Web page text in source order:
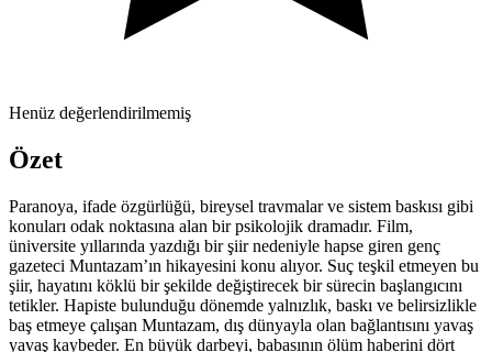
Henüz değerlendirilmemiş
Özet
Paranoya, ifade özgürlüğü, bireysel travmalar ve sistem baskısı gibi
konuları odak noktasına alan bir psikolojik dramadır. Film,
üniversite yıllarında yazdığı bir şiir nedeniyle hapse giren genç
gazeteci Muntazam’ın hikayesini konu alıyor. Suç teşkil etmeyen bu
şiir, hayatını köklü bir şekilde değiştirecek bir sürecin başlangıcını
tetikler. Hapiste bulunduğu dönemde yalnızlık, baskı ve belirsizlikle
baş etmeye çalışan Muntazam, dış dünyayla olan bağlantısını yavaş
yavaş kaybeder. En büyük darbeyi, babasının ölüm haberini dört